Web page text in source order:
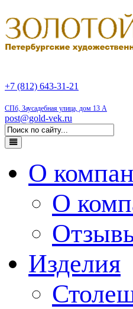
+7 (812) 643-31-21
СПб, Заусадебная улица, дом 13 А
post@gold-vek.ru
О
О
Изделия